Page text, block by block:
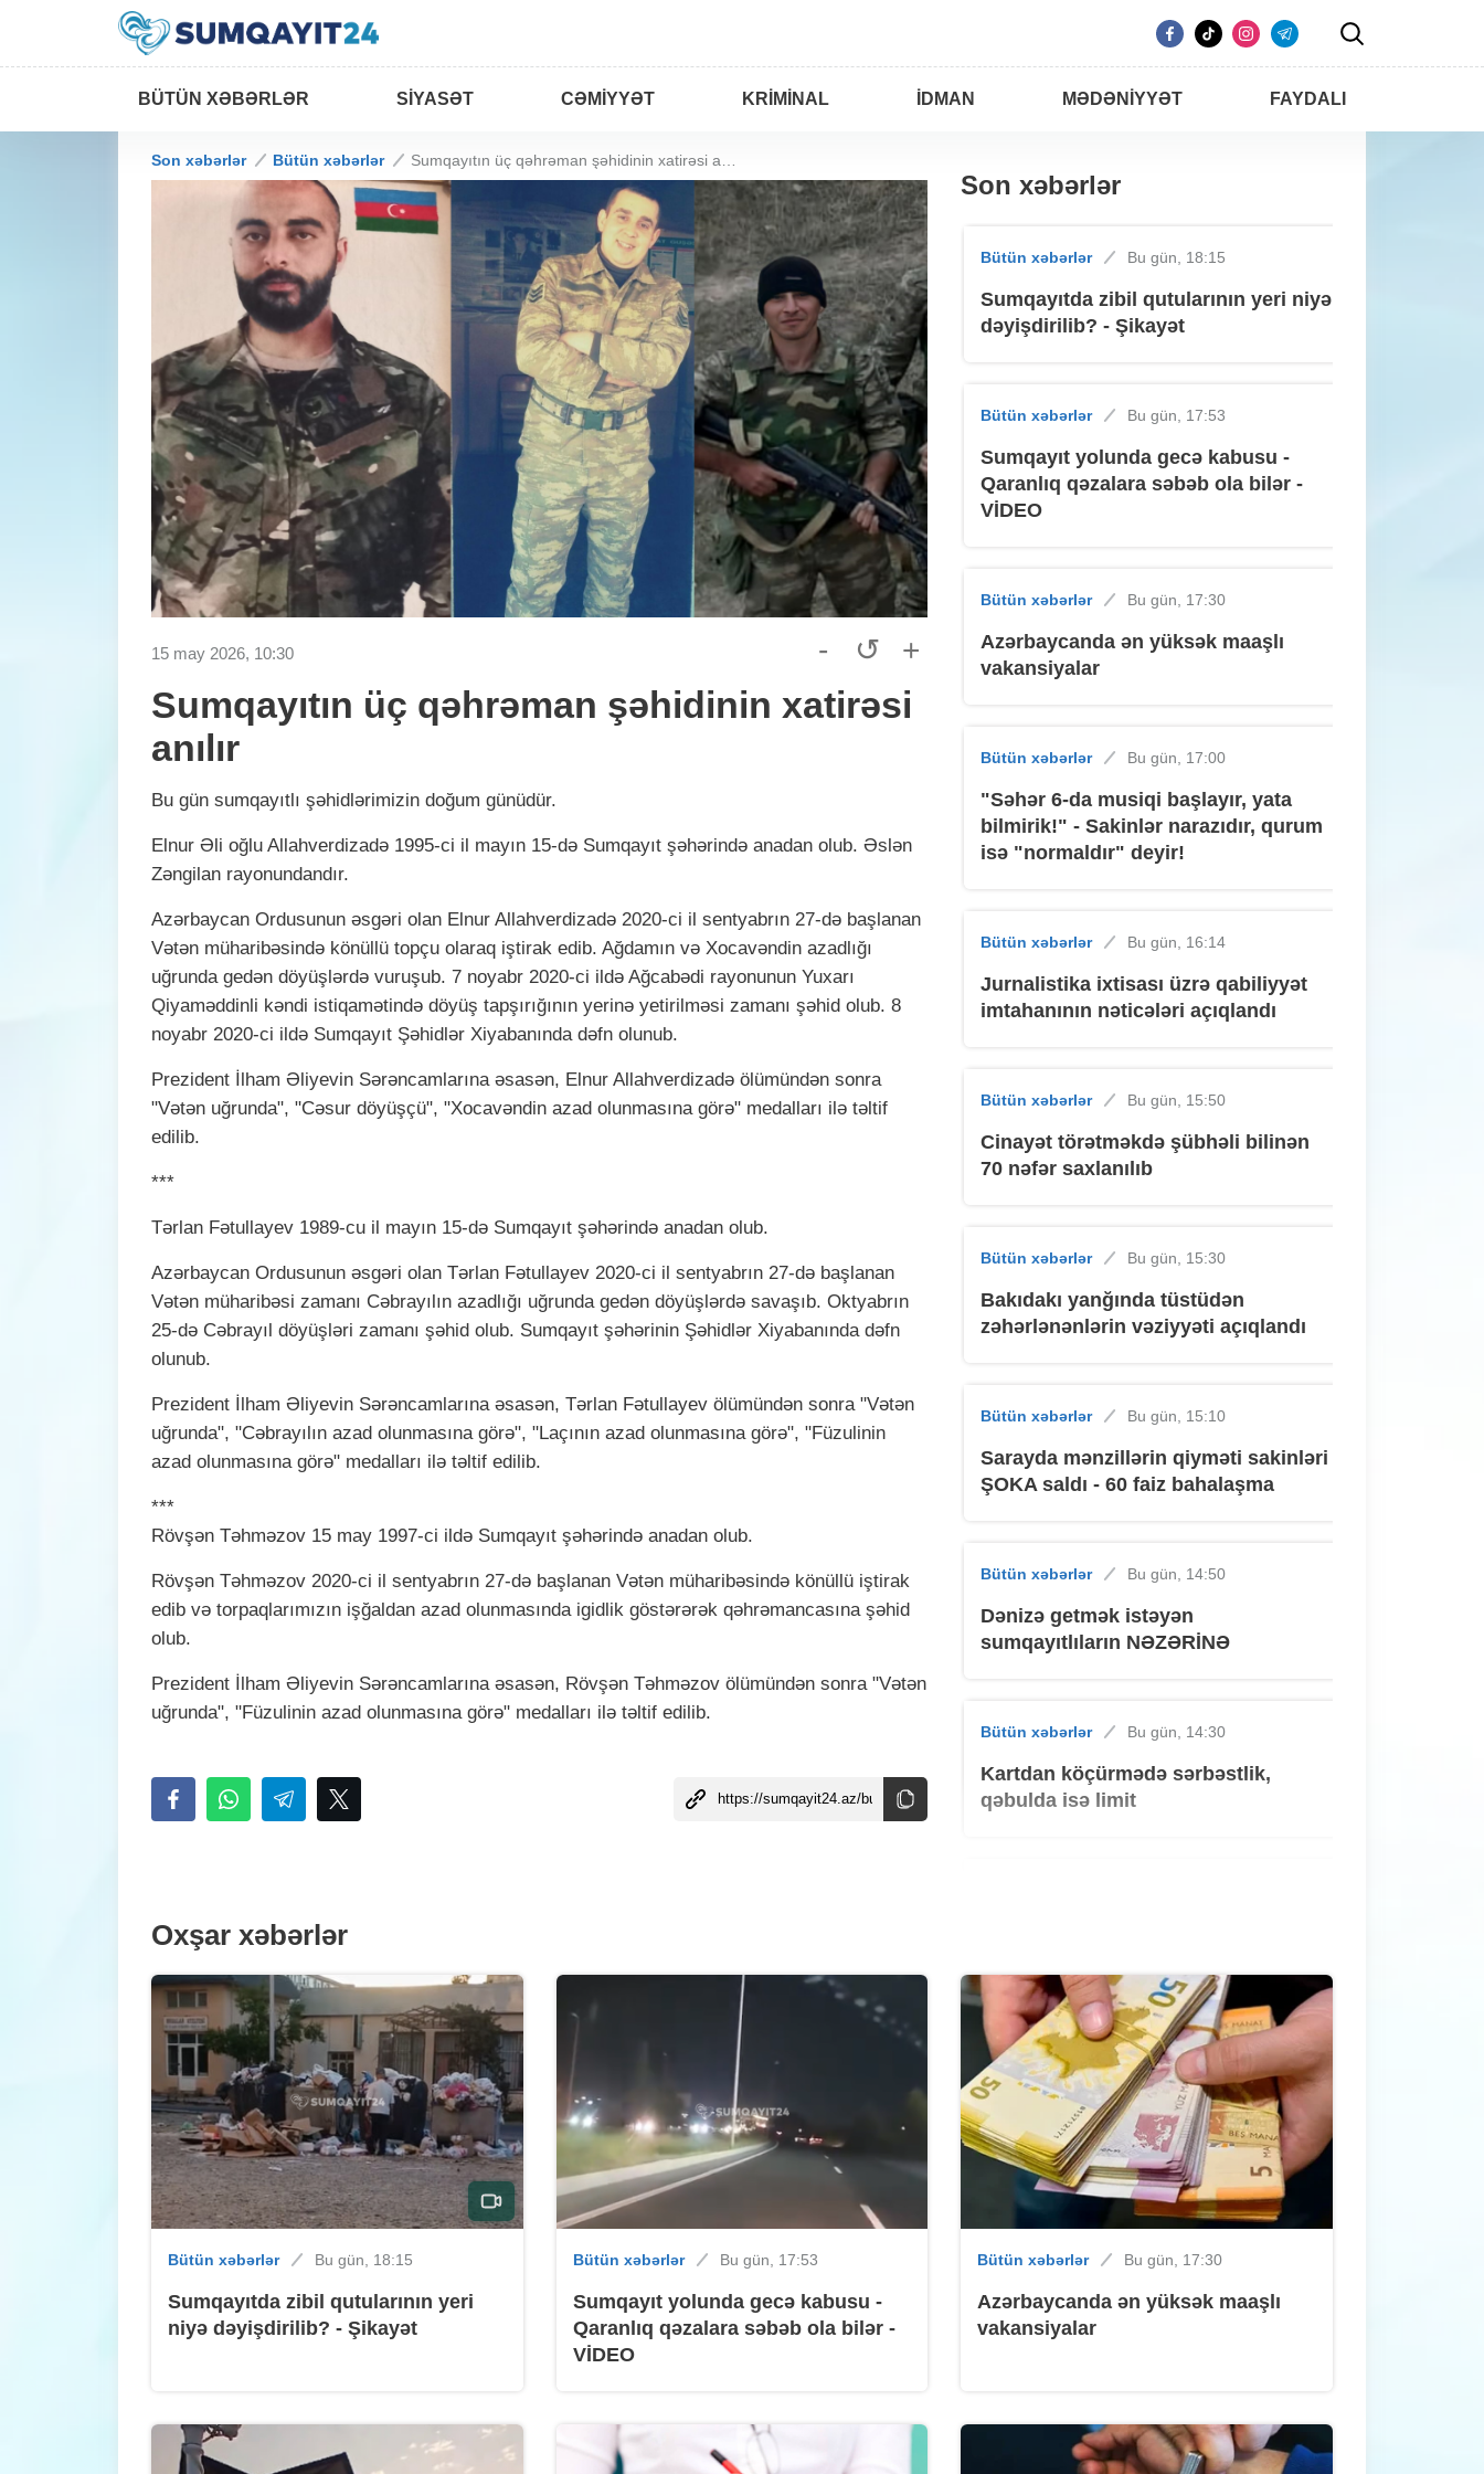
BÜTÜN XƏBƏRLƏR SIYASƏT CƏMIYYƏT KRIMINAL İDMAN MƏDƏNIYYƏT FAYDALI
Son xəbərlər Bütün xəbərlər
15 may 2026, 10:30 - ↺ +
Sumqayıtın üç qəhrəman şəhidinin xatirəsi
anılır
Bu gün sumqayıtlı şəhidlərimizin doğum günüdür.
Elnur Əli oğlu Allahverdizadə 1995-ci il mayın 15-də Sumqayıt şəhərində anadan olub. Əslən
Zəngilan rayonundandır.
Azərbaycan Ordusunun əsgəri olan Elnur Allahverdizadə 2020-ci il sentyabrın 27-də başlanan
Vətən müharibəsində könüllü topçu olaraq iştirak edib. Ağdamın və Xocavəndin azadlığı
uğrunda gedən döyüşlərdə vuruşub. 7 noyabr 2020-ci ildə Ağcabədi rayonunun Yuxarı
Qiyaməddinli kəndi istiqamətində döyüş tapşırığının yerinə yetirilməsi zamanı şəhid olub. 8
noyabr 2020-ci ildə Sumqayıt Şəhidlər Xiyabanında dəfn olunub.
Prezident İlham Əliyevin Sərəncamlarına əsasən, Elnur Allahverdizadə ölümündən sonra
"Vətən uğrunda", "Cəsur döyüşçü", "Xocavəndin azad olunmasına görə" medalları ilə təltif
edilib.
***
Tərlan Fətullayev 1989-cu il mayın 15-də Sumqayıt şəhərində anadan olub.
Azərbaycan Ordusunun əsgəri olan Tərlan Fətullayev 2020-ci il sentyabrın 27-də başlanan
Vətən müharibəsi zamanı Cəbrayılın azadlığı uğrunda gedən döyüşlərdə savaşıb. Oktyabrın
25-də Cəbrayıl döyüşləri zamanı şəhid olub. Sumqayıt şəhərinin Şəhidlər Xiyabanında dəfn
olunub.
Prezident İlham Əliyevin Sərəncamlarına əsasən, Tərlan Fətullayev ölümündən sonra "Vətən
uğrunda", "Cəbrayılın azad olunmasına görə", "Laçının azad olunmasına görə", "Füzulinin
azad olunmasına görə" medalları ilə təltif edilib.
***
Rövşən Təhməzov 15 may 1997-ci ildə Sumqayıt şəhərində anadan olub.
Rövşən Təhməzov 2020-ci il sentyabrın 27-də başlanan Vətən müharibəsində könüllü iştirak
edib və torpaqlarımızın işğaldan azad olunmasında igidlik göstərərək qəhrəmancasına şəhid
olub.
Prezident İlham Əliyevin Sərəncamlarına əsasən, Rövşən Təhməzov ölümündən sonra "Vətən
uğrunda", "Füzulinin azad olunmasına görə" medalları ilə təltif edilib.
Son xəbərlər
Bütün xəbərlər Bu gün, 18:15
Sumqayıtda zibil qutularının yeri niyə
dəyişdirilib? - Şikayət
Bütün xəbərlər Bu gün, 17:53
Sumqayıt yolunda gecə kabusu -
Qaranlıq qəzalara səbəb ola bilər -
VİDEO
Bütün xəbərlər Bu gün, 17:30
Azərbaycanda ən yüksək maaşlı
vakansiyalar
Bütün xəbərlər Bu gün, 17:00
"Səhər 6-da musiqi başlayır, yata
bilmirik!" - Sakinlər narazıdır, qurum
isə "normaldır" deyir!
Bütün xəbərlər Bu gün, 16:14
Jurnalistika ixtisası üzrə qabiliyyət
imtahanının nəticələri açıqlandı
Bütün xəbərlər Bu gün, 15:50
Cinayət törətməkdə şübhəli bilinən
70 nəfər saxlanılıb
Bütün xəbərlər Bu gün, 15:30
Bakıdakı yanğında tüstüdən
zəhərlənənlərin vəziyyəti açıqlandı
Bütün xəbərlər Bu gün, 15:10
Sarayda mənzillərin qiyməti sakinləri
ŞOKA saldı - 60 faiz bahalaşma
Bütün xəbərlər Bu gün, 14:50
Dənizə getmək istəyən
sumqayıtlıların NƏZƏRİNƏ
Bütün xəbərlər Bu gün, 14:30
Kartdan köçürmədə sərbəstlik,
qəbulda isə limit
Bütün xəbərlər Bu gün, 13:50
Sumqayıtda sabah hava necə
olacaq?
İdman Bu gün, 13:26
əvvəl iki kluba "yox" deyib
Hərəkət məhdudlaşdı
Oxşar xəbərlər
Bütün xəbərlər Bu gün, 18:15
Sumqayıtda zibil qutularının yeri
niyə dəyişdirilib? - Şikayət
Bütün xəbərlər Bu gün, 17:53
Sumqayıt yolunda gecə kabusu -
Qaranlıq qəzalara səbəb ola bilər -
VİDEO
Bütün xəbərlər Bu gün, 17:30
Azərbaycanda ən yüksək maaşlı
vakansiyalar